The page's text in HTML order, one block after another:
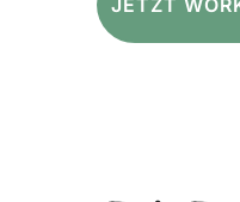
JETZT